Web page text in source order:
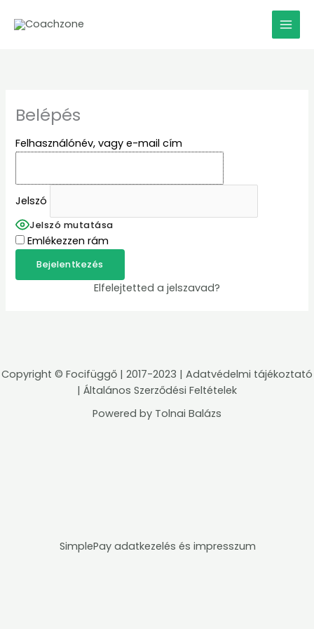
Belépés
Felhasználónév, vagy e-mail cím
Jelszó
Jelszó mutatása
Emlékezzen rám
Elfelejtetted a jelszavad?
Copyright © Focifüggő | 2017-2023 | Adatvédelmi tájékoztató
| Általános Szerződési Feltételek
Powered by Tolnai Balázs
SimplePay adatkezelés és impresszum